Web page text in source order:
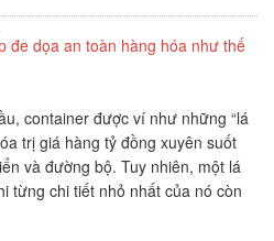
đe dọa an toàn hàng hóa như thế
container được ví như những “lá
trị giá hàng tỷ đồng xuyên suốt
và đường bộ. Tuy nhiên, một lá
từng chi tiết nhỏ nhất của nó còn